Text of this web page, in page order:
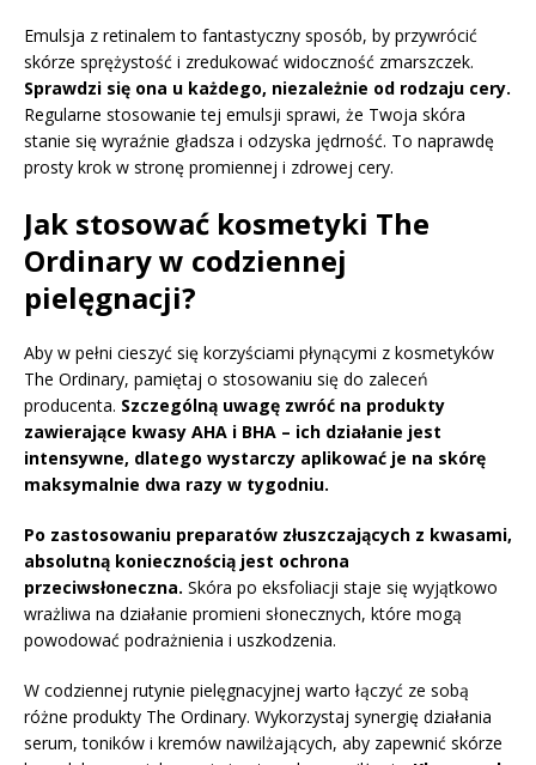
Emulsja z retinalem to fantastyczny sposób, by przywrócić
skórze sprężystość i zredukować widoczność zmarszczek.
Sprawdzi się ona u każdego, niezależnie od rodzaju cery.
Regularne stosowanie tej emulsji sprawi, że Twoja skóra
stanie się wyraźnie gładsza i odzyska jędrność. To naprawdę
prosty krok w stronę promiennej i zdrowej cery.
Jak stosować kosmetyki The
Ordinary w codziennej
pielęgnacji?
Aby w pełni cieszyć się korzyściami płynącymi z kosmetyków
The Ordinary, pamiętaj o stosowaniu się do zaleceń
producenta. Szczególną uwagę zwróć na produkty
zawierające kwasy AHA i BHA – ich działanie jest
intensywne, dlatego wystarczy aplikować je na skórę
maksymalnie dwa razy w tygodniu.
Po zastosowaniu preparatów złuszczających z kwasami,
absolutną koniecznością jest ochrona
przeciwsłoneczna. Skóra po eksfoliacji staje się wyjątkowo
wrażliwa na działanie promieni słonecznych, które mogą
powodować podrażnienia i uszkodzenia.
W codziennej rutynie pielęgnacyjnej warto łączyć ze sobą
różne produkty The Ordinary. Wykorzystaj synergię działania
serum, toników i kremów nawilżających, aby zapewnić skórze